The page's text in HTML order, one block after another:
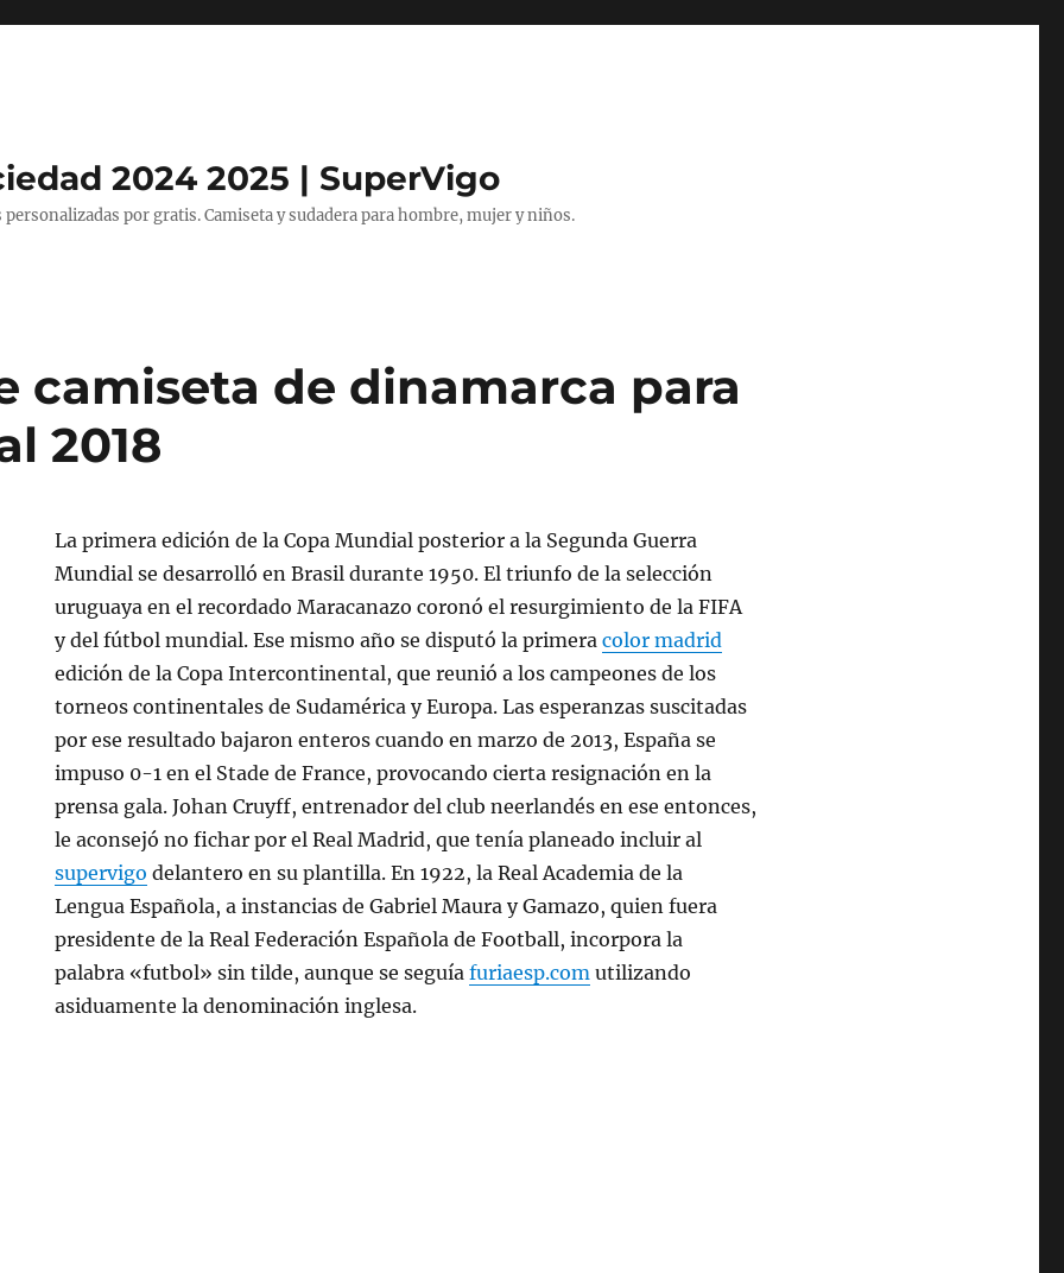
2024 2025 | SuperVigo
personalizadas por gratis. Camiseta y sudadera para hombre, mujer y niños.
camiseta de dinamarca para
2018
La primera edición de la Copa Mundial posterior a la Segunda Guerra
Mundial se desarrolló en Brasil durante 1950. El triunfo de la selección
uruguaya en el recordado Maracanazo coronó el resurgimiento de la FIFA
y del fútbol mundial. Ese mismo año se disputó la primeracolor madrid
edición de la Copa Intercontinental, que reunió a los campeones de los
torneos continentales de Sudamérica y Europa. Las esperanzas suscitadas
por ese resultado bajaron enteros cuando en marzo de 2013, España se
impuso 0-1 en el Stade de France, provocando cierta resignación en la
prensa gala. Johan Cruyff, entrenador del club neerlandés en ese entonces,
le aconsejó no fichar por el Real Madrid, que tenía planeado incluir al
supervigo delantero en su plantilla. En 1922, la Real Academia de la
Lengua Española, a instancias de Gabriel Maura y Gamazo, quien fuera
presidente de la Real Federación Española de Football, incorpora la
palabra «futbol» sin tilde, aunque se seguíafuriaesp.com utilizando
asiduamente la denominación inglesa.